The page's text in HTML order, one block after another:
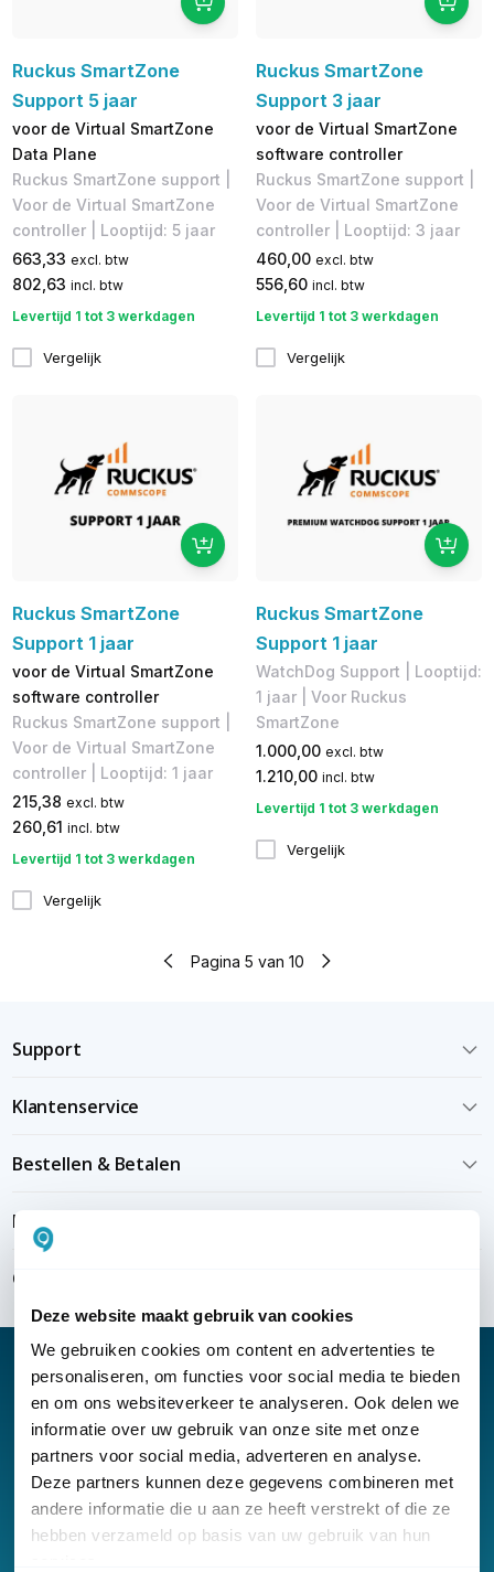
Deze website maakt gebruik van cookies
We gebruiken cookies om content en advertenties te
personaliseren, om functies voor social media te bieden
en om ons websiteverkeer te analyseren. Ook delen we
informatie over uw gebruik van onze site met onze
partners voor social media, adverteren en analyse.
Deze partners kunnen deze gegevens combineren met
andere informatie die u aan ze heeft verstrekt of die ze
hebben verzameld op basis van uw gebruik van hun
Ruckus SmartZone
Support 5 jaar
voor de Virtual SmartZone
Data Plane
Ruckus SmartZone support |
Voor de Virtual SmartZone
controller | Looptijd: 5 jaar
663,33 excl. btw
802,63 incl. btw
Levertijd 1 tot 3 werkdagen
Vergelijk
Ruckus SmartZone
Support 3 jaar
voor de Virtual SmartZone
software controller
Ruckus SmartZone support |
Voor de Virtual SmartZone
controller | Looptijd: 3 jaar
460,00 excl. btw
556,60 incl. btw
Levertijd 1 tot 3 werkdagen
Vergelijk
Ruckus SmartZone
Support 1 jaar
voor de Virtual SmartZone
software controller
Ruckus SmartZone support |
Voor de Virtual SmartZone
controller | Looptijd: 1 jaar
215,38 excl. btw
260,61 incl. btw
Levertijd 1 tot 3 werkdagen
Vergelijk
Ruckus SmartZone
Support 1 jaar
​WatchDog Support | Looptijd:
1 jaar | Voor Ruckus
SmartZone
1.000,00 excl. btw
1.210,00 incl. btw
Levertijd 1 tot 3 werkdagen
Vergelijk
Pagina 5 van 10
Support
Klantenservice
Bestellen & Betalen
Bezorgen & installeren
Over KommaGo
Nieuwsbrief
Klantenservice